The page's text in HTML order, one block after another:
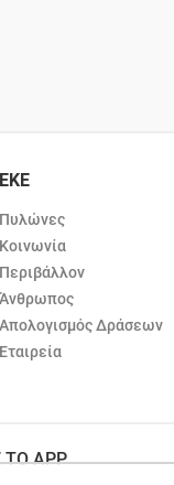
ΕΚΕ
Πυλώνες
Κοινωνία
Περιβάλλον
Άνθρωπος
Απολογισμός Δράσεων
Εταιρεία
APP